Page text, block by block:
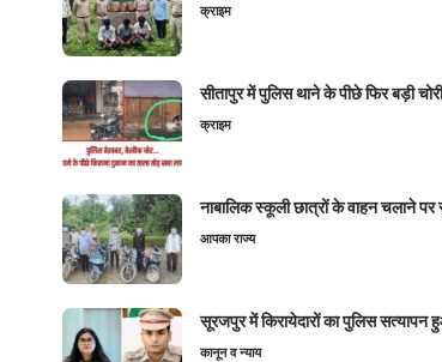
क्राइम
सीतापुर में पुलिस थाने के पीछे फिर बड़ी
क्राइम
नाबालिक स्कूली छात्रों के वाहन चलाने
आपका राज्य
सूरजपुर में किरायेदारों का पुलिस
कानून व न्याय